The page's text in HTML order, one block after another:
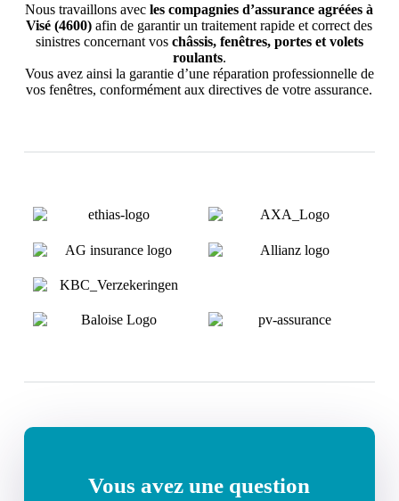
Nous travaillons avec les compagnies d’assurance agréées à
Visé (4600)afin de garantir un traitement rapide et correct des
sinistres concernant vos châssis, fenêtres, portes et volets
roulants.
Vous avez ainsi la garantie d’une réparation professionnelle de
vos fenêtres, conformément aux directives de votre assurance.
Vous avez une question